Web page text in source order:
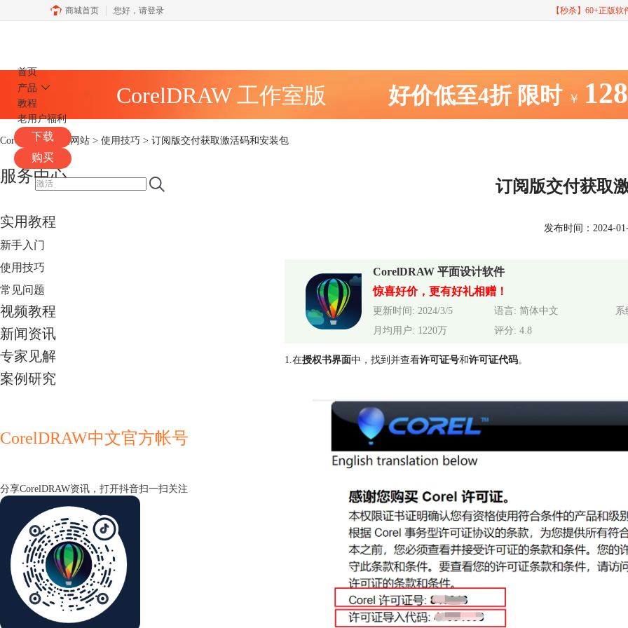
商城首页 您好， 请登录 【秒杀】60+正版
首页
产品
教程
老用户福利
下载
购买
CorelDRAW 工作室版 好价低至4折 限时 ￥
CorelDRAW中文网站 > 使用技巧 > 订阅版交付获取激活码和安装包
服务中心
实用教程
新手入门
使用技巧
常见问题
视频教程
新闻资讯
专家见解
案例研究
CorelDRAW中文官方帐号
分享CorelDRAW资讯，打开抖音扫一扫关注
订阅版交付获取
发布时间：2024-
CorelDRAW 平面设计软件
惊喜好价，更有好礼相赠！
更新时间: 2024/3/5 语言: 简体中文
系
月均用户: 1220万
评分: 4.8
1.在授权书界面中，找到并查看许可证号和许可证代码。